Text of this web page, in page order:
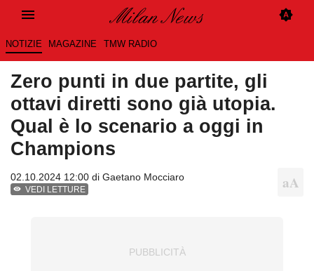
NOTIZIE MAGAZINE TMW RADIO
Zero punti in due partite, gli
ottavi diretti sono già utopia.
Qual è lo scenario a oggi in
Champions
02.10.2024 12:00 di Gaetano Mocciaro
VEDI LETTURE